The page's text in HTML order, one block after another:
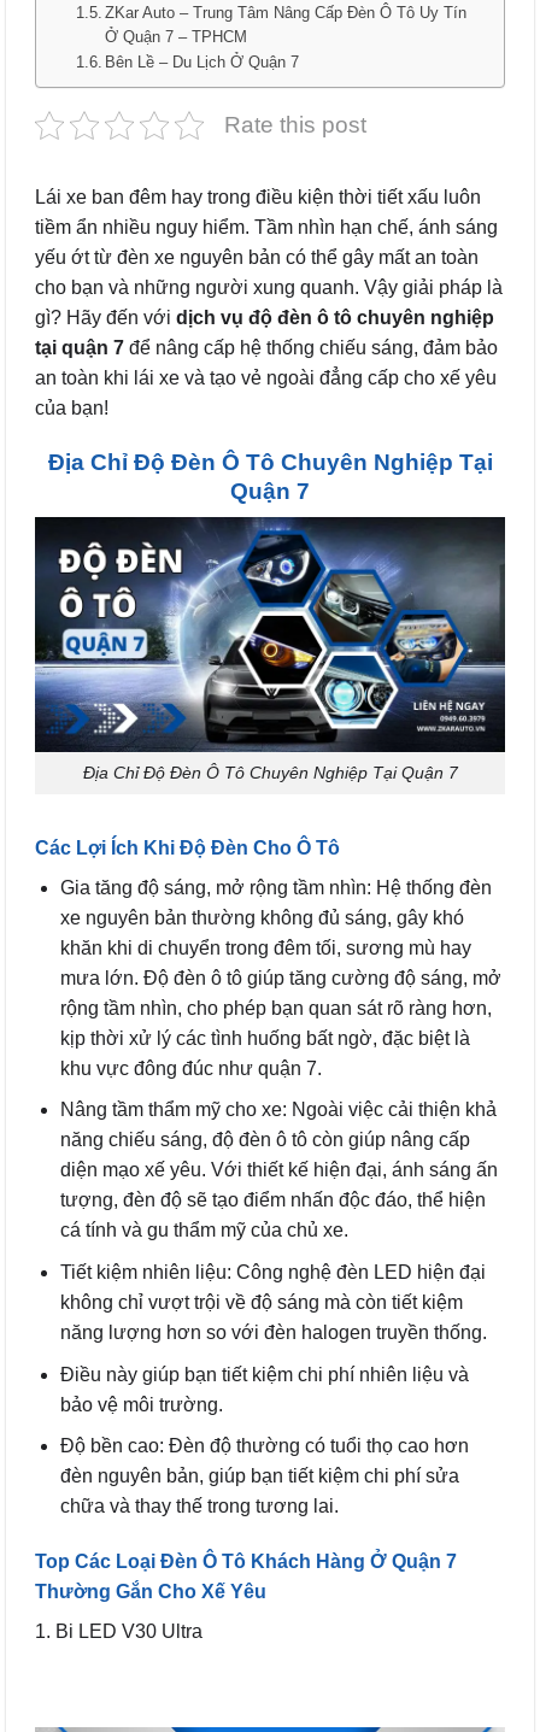
ZKar Auto – Trung Tâm Nâng Cấp Đèn Ô Tô Uy Tín
Ở Quận 7 – TPHCM
Bên Lề – Du Lịch Ở Quận 7
Rate this post
Lái xe ban đêm hay trong điều kiện thời tiết xấu luôn
tiềm ẩn nhiều nguy hiểm. Tầm nhìn hạn chế, ánh sáng
yếu ớt từ đèn xe nguyên bản có thể gây mất an toàn
cho bạn và những người xung quanh. Vậy giải pháp là
gì? Hãy đến với dịch vụ độ đèn ô tô chuyên nghiệp
tại quận 7 để nâng cấp hệ thống chiếu sáng, đảm bảo
an toàn khi lái xe và tạo vẻ ngoài đẳng cấp cho xế yêu
của bạn!
Địa Chỉ Độ Đèn Ô Tô Chuyên Nghiệp Tại
Quận 7
Địa Chỉ Độ Đèn Ô Tô Chuyên Nghiệp Tại Quận 7
Các Lợi Ích Khi Độ Đèn Cho Ô Tô
Gia tăng độ sáng, mở rộng tầm nhìn: Hệ thống đèn
xe nguyên bản thường không đủ sáng, gây khó
khăn khi di chuyển trong đêm tối, sương mù hay
mưa lớn. Độ đèn ô tô giúp tăng cường độ sáng, mở
rộng tầm nhìn, cho phép bạn quan sát rõ ràng hơn,
kịp thời xử lý các tình huống bất ngờ, đặc biệt là
khu vực đông đúc như quận 7.
Nâng tầm thẩm mỹ cho xe: Ngoài việc cải thiện khả
năng chiếu sáng, độ đèn ô tô còn giúp nâng cấp
diện mạo xế yêu. Với thiết kế hiện đại, ánh sáng ấn
tượng, đèn độ sẽ tạo điểm nhấn độc đáo, thể hiện
cá tính và gu thẩm mỹ của chủ xe.
Tiết kiệm nhiên liệu: Công nghệ đèn LED hiện đại
không chỉ vượt trội về độ sáng mà còn tiết kiệm
năng lượng hơn so với đèn halogen truyền thống.
Điều này giúp bạn tiết kiệm chi phí nhiên liệu và
bảo vệ môi trường.
Độ bền cao: Đèn độ thường có tuổi thọ cao hơn
đèn nguyên bản, giúp bạn tiết kiệm chi phí sửa
chữa và thay thế trong tương lai.
Top Các Loại Đèn Ô Tô Khách Hàng Ở Quận 7
Thường Gắn Cho Xế Yêu
1. Bi LED V30 Ultra